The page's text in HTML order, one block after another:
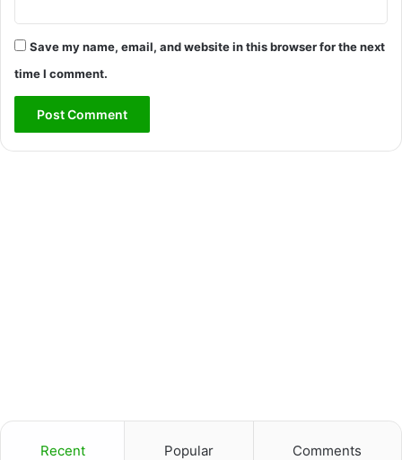
Save my name, email, and website in this browser for the next
time I comment.
Recent Popular Comments